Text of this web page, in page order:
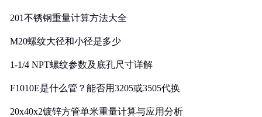
201不锈钢重量计算方法大全
M20螺纹大径和小径是多少
1-1/4 NPT螺纹参数及底孔尺寸详解
F1010E是什么管？能否用3205或3505代换
20x40x2镀锌方管单米重量计算与应用分析